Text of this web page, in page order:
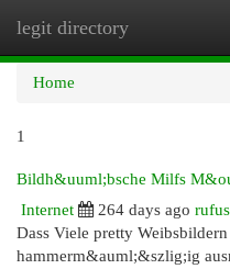
legit directory
Home
1
Bildh&uuml;bsche Milfs
Internet
264 days ago
Dass Viele pretty
hammerm&auml;&szlig;ig